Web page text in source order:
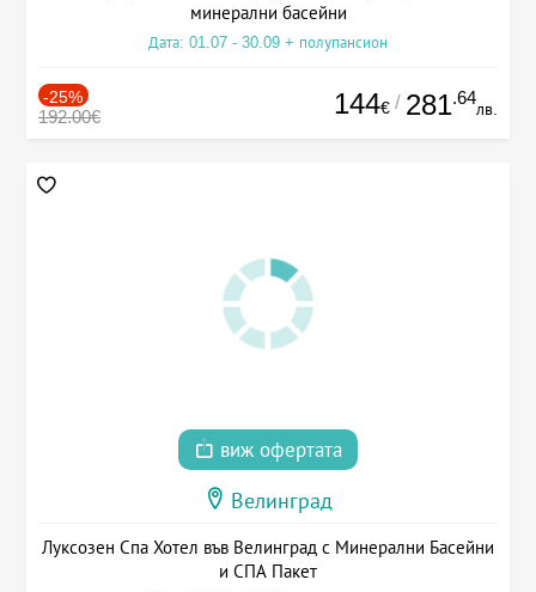
минерални басейни
Дата: 01.07 - 30.09 + полупансион
-25%
192.00€ 144€ / 281.64
лв.
виж офертата
Велинград
Луксозен Спа Хотел във Велинград с Минерални Басейни
и СПА Пакет